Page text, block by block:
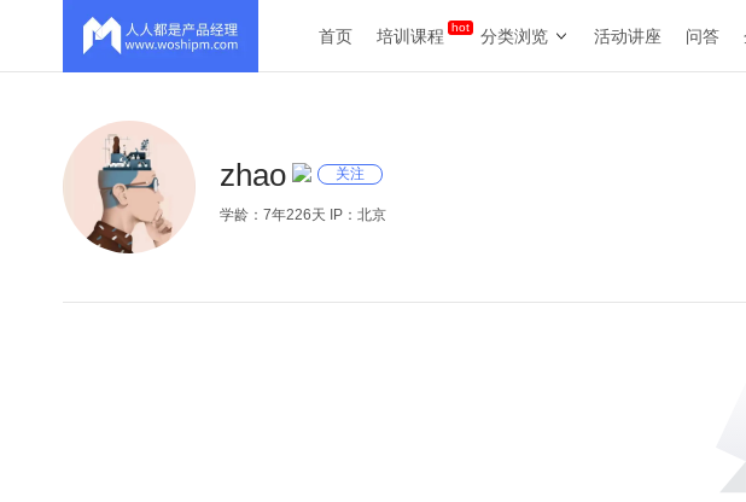
首页 培训课程 分类浏览 活动讲座 问答
zhao 关注
学龄：7年226天 IP：北京